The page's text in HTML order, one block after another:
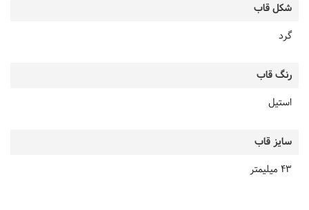
شکل قاب
گرد
رنگ قاب
استیل
سایز قاب
43 میلیمتر